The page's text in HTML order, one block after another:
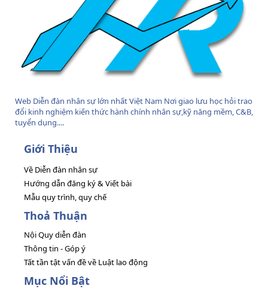
Web Diễn đàn nhân sự lớn nhất Việt Nam Nơi giao lưu học hỏi trao
đổi kinh nghiệm kiến thức hành chính nhân sự,kỹ năng mềm, C&B,
tuyển dụng....
Giới Thiệu
Về Diễn đàn nhân sự
Hướng dẫn đăng ký & Viết bài
Mẫu quy trình, quy chế
Thoả Thuận
Nội Quy diễn đàn
Thông tin - Góp ý
Tất tần tật vấn đề về Luật lao động
Mục Nổi Bật